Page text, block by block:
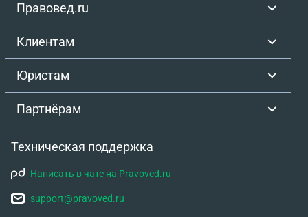
Правовед.ru
Клиентам
Юристам
Партнёрам
Техническая поддержка
Написать в чате на Pravoved.ru
support@pravoved.ru